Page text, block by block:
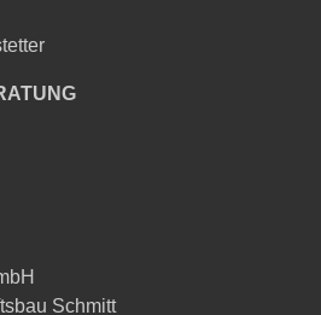
Schmitt